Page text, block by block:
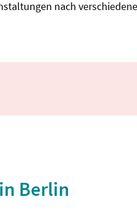
nach
Berlin